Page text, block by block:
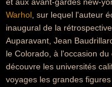
Warhol , sur lequel l'auteur
inaugural de la
Auparavant, Jean
le Colorado, à l'occasion
découvre les universités
voyages les grandes